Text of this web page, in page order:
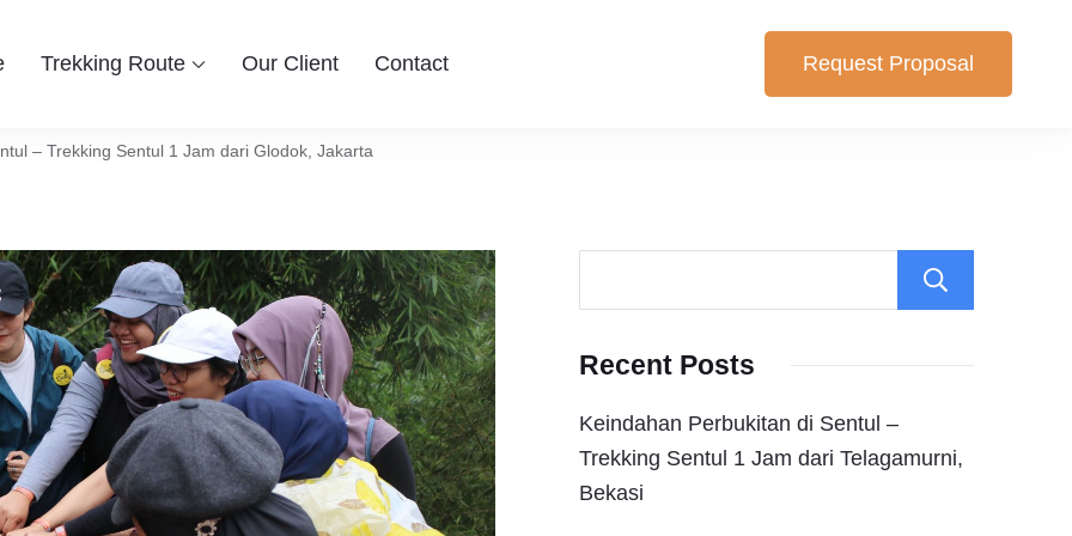
berwisata ke Bogor Sentul, Hiking dan Trekking Sentul pilihan yang cocok untuk anda. Berikut Pilihan Harga Paket ,
Trekking Route Our Client Contact Request Proposal
– Trekking Sentul 1 Jam dari Glodok, Jakarta
Recent Posts
Keindahan Perbukitan di Sentul –
Trekking Sentul 1 Jam dari Telagamurni,
Bekasi